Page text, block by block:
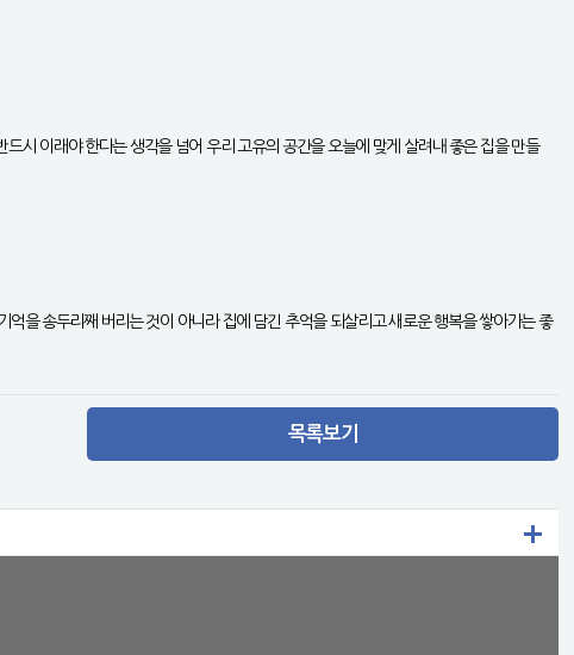
시 이래야 한다는 생각을 넘어 우리 고유의 공간을 오늘에 맞게 살려내 좋은 집을 만들
을 송두리째 버리는 것이 아니라 집에 담긴 추억을 되살리고 새로운 행복을 쌓아가는 좋
목록보기